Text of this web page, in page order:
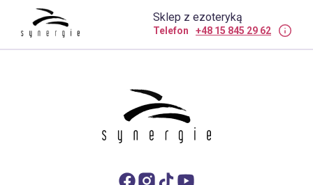
Sklep z ezoteryką
Telefon +48 15 845 29 62